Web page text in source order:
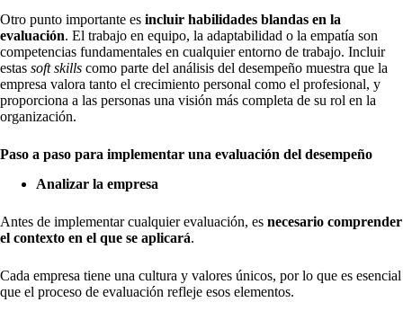
Otro punto importante es incluir habilidades blandas en la
evaluación. El trabajo en equipo, la adaptabilidad o la empatía son
competencias fundamentales en cualquier entorno de trabajo. Incluir
estas soft skills como parte del análisis del desempeño muestra que la
empresa valora tanto el crecimiento personal como el profesional, y
proporciona a las personas una visión más completa de su rol en la
organización.
Paso a paso para implementar una evaluación del desempeño
Analizar la empresa
Antes de implementar cualquier evaluación, es necesario comprender
el contexto en el que se aplicará.
Cada empresa tiene una cultura y valores únicos, por lo que es esencial
que el proceso de evaluación refleje esos elementos.